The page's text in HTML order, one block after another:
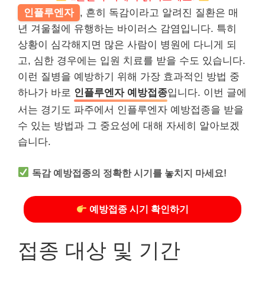
인플루엔자 , 흔히 독감이라고 알려진 질환은 매
년 겨울철에 유행하는 바이러스 감염입니다. 특히
상황이 심각해지면 많은 사람이 병원에 다니게 되
고, 심한 경우에는 입원 치료를 받을 수도 있습니다.
이런 질병을 예방하기 위해 가장 효과적인 방법 중
하나가 바로 인플루엔자 예방접종입니다. 이번 글에
서는 경기도 파주에서 인플루엔자 예방접종을 받을
수 있는 방법과 그 중요성에 대해 자세히 알아보겠
습니다.
독감 예방접종의 정확한 시기를 놓치지 마세요!
예방접종 시기 확인하기
접종 대상 및 기간